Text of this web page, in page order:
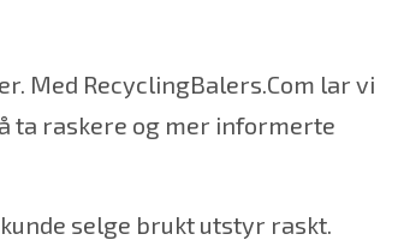
Med RecyclingBalers.Com lar vi
ta raskere og mer informerte
selge brukt utstyr raskt.